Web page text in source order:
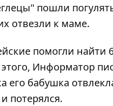
пошли
отвезли к маме.
помогли найти
Информатор
его бабушка
потерялся.